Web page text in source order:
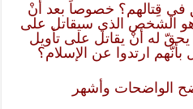
في قِتالهم؟ خصوصاً بعد أنْ
الشخص الذي سيقاتل على
يحقّ له أنْ يقاتل على تأويل
بأنّهم ارتدوا عن الإسلام؟
الواضحات وأشهر